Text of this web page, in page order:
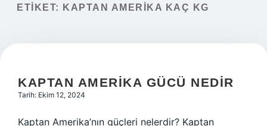
Yasal Uyarı
ETIKET: KAPTAN AMERIKA KAÇ KG
KAPTAN AMERIKA GÜCÜ NEDIR
Tarih: Ekim 12, 2024
Kaptan Amerika’nın güçleri nelerdir? Kaptan